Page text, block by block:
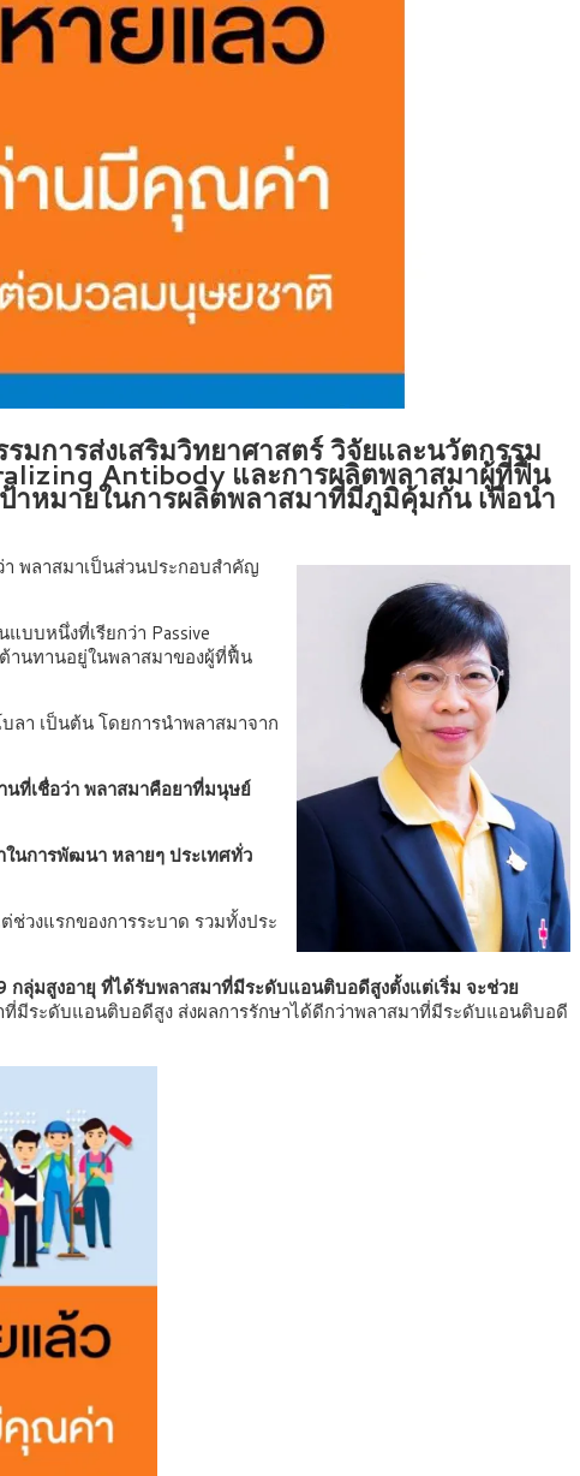
การส่งเสริมวิทยาศาสตร์ วิจัยและนวัตกรรม
Antibody และการผลิตพลาสมาผู้ที่ฟื้น
หมายในการผลิตพลาสมาที่มีภูมิคุ้มกัน เพื่อนำ
า พลาสมาเป็นส่วนประกอบสำคัญ
บบหนึ่งที่เรียกว่า Passive
านทานอยู่ในพลาสมาของผู้ที่ฟื้น
ลา เป็นต้น โดยการนำพลาสมาจาก
นที่เชื่อว่า พลาสมาคือยาที่มนุษย์
ในการพัฒนา หลายๆ ประเทศทั่ว
วงแรกของการระบาด รวมทั้งประ
ลุ่มสูงอายุ ที่ได้รับพลาสมาที่มีระดับแอนติบอดีสูงตั้งแต่เริ่ม จะช่วย
มีระดับแอนติบอดีสูง ส่งผลการรักษาได้ดีกว่าพลาสมาที่มีระดับแอนติบอดี